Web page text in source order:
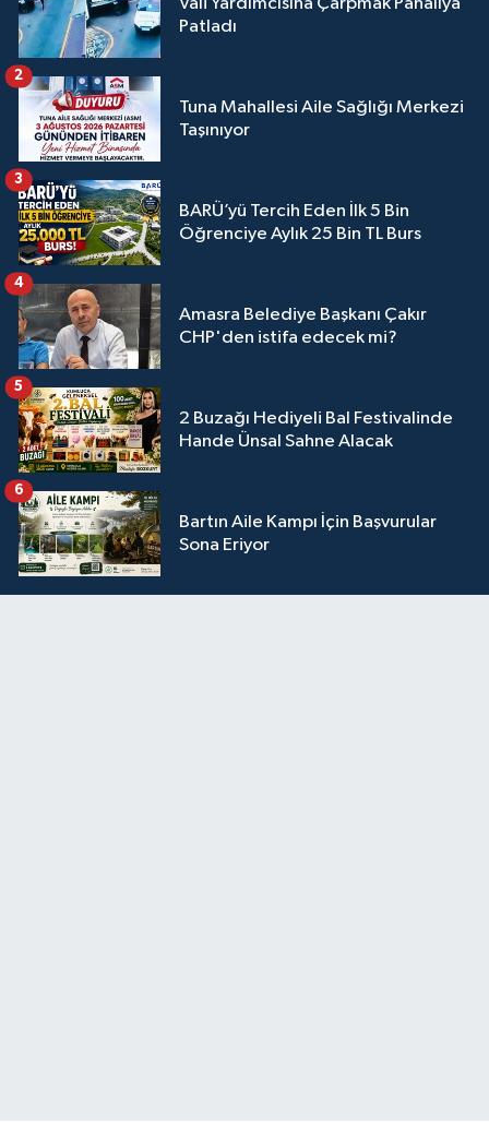
Vali Yardımcısına Çarpmak Pahalıya
Patladı
Tuna Mahallesi Aile Sağlığı Merkezi
Taşınıyor
2
BARÜ’yü Tercih Eden İlk 5 Bin
Öğrenciye Aylık 25 Bin TL Burs
3
Amasra Belediye Başkanı Çakır
CHP'den istifa edecek mi?
4
2 Buzağı Hediyeli Bal Festivalinde
Hande Ünsal Sahne Alacak
5
Bartın Aile Kampı İçin Başvurular
Sona Eriyor
6